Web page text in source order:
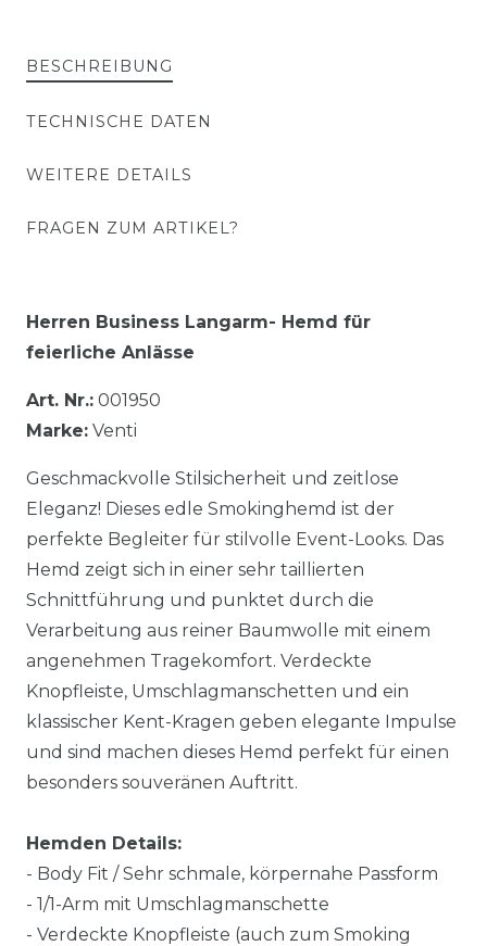
BESCHREIBUNG
TECHNISCHE DATEN
WEITERE DETAILS
FRAGEN ZUM ARTIKEL?
Herren Business Langarm- Hemd für
feierliche Anlässe
Art. Nr.: 001950
Marke: Venti
Geschmackvolle Stilsicherheit und zeitlose
Eleganz! Dieses edle Smokinghemd ist der
perfekte Begleiter für stilvolle Event-Looks. Das
Hemd zeigt sich in einer sehr taillierten
Schnittführung und punktet durch die
Verarbeitung aus reiner Baumwolle mit einem
angenehmen Tragekomfort. Verdeckte
Knopfleiste, Umschlagmanschetten und ein
klassischer Kent-Kragen geben elegante Impulse
und sind machen dieses Hemd perfekt für einen
besonders souveränen Auftritt.
Hemden Details:
- Body Fit / Sehr schmale, körpernahe Passform
- 1/1-Arm mit Umschlagmanschette
- Verdeckte Knopfleiste (auch zum Smoking